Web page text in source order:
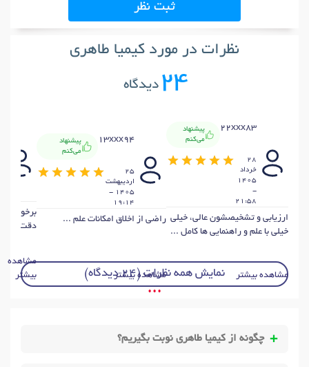
ثبت نظر
نظرات در مورد کیمیا طاهری
24دیدگاه
22xxx83
پیشنهاد
می‌کنم
28
خرداد
1405
-
21:58
ارزیابی و تشخیصشون عالی، خیلی
خیلی با علم و راهنمایی ها کامل ...
مشاهده بیشتر
13xxx94
پیشنهاد
می‌کنم
25
ارديبهشت
1405 -
19:14
راضی از اخلاق امکانات علم ...
مشاهده بیشتر
دقت
مشاهده
بیشتر
نمایش همه نظرات (24 دیدگاه)
• • •
چگونه از کیمیا طاهری نوبت بگیریم؟